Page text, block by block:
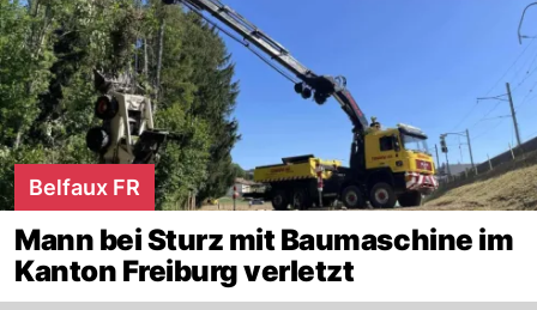
Belfaux FR
Mann bei Sturz mit Baumaschine im
Kanton Freiburg verletzt